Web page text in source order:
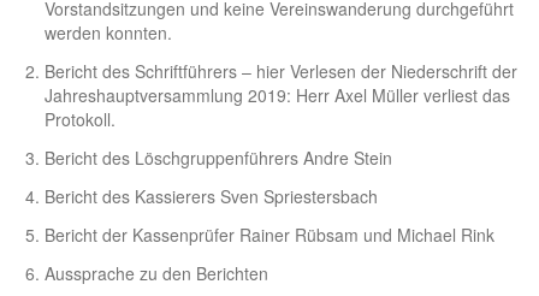
Vorstandsitzungen und keine Vereinswanderung durchgeführt
werden konnten.
Bericht des Schriftführers – hier Verlesen der Niederschrift der
Jahreshauptversammlung 2019: Herr Axel Müller verliest das
Protokoll.
Bericht des Löschgruppenführers Andre Stein
Bericht des Kassierers Sven Spriestersbach
Bericht der Kassenprüfer Rainer Rübsam und Michael Rink
Aussprache zu den Berichten